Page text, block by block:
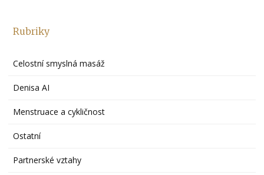
Rubriky
Celostní smyslná masáž
Denisa AI
Menstruace a cykličnost
Ostatní
Partnerské vztahy